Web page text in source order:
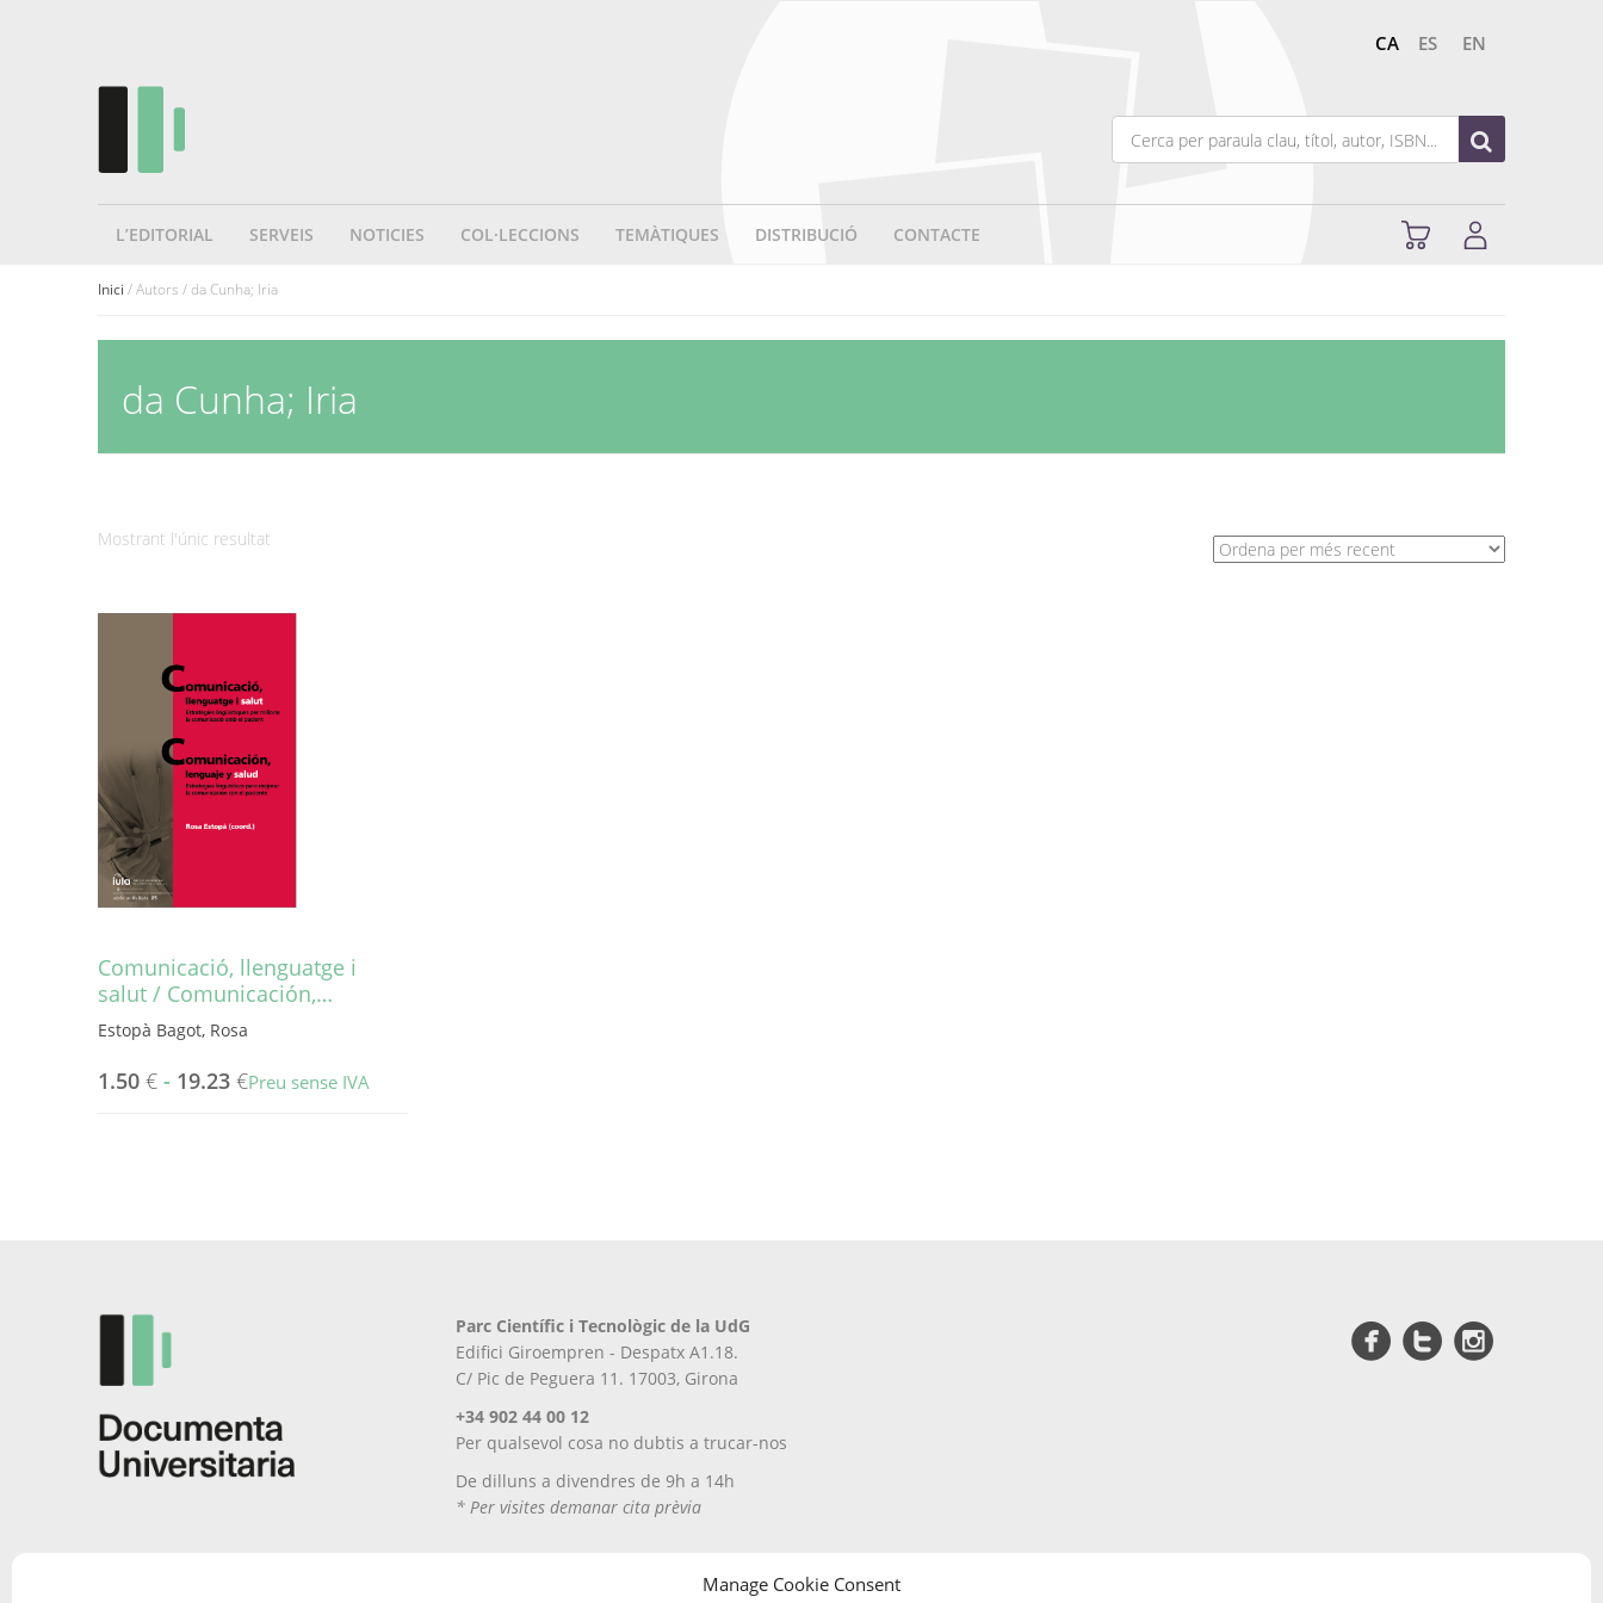
Manage Cookie Consent
CA ES EN
L’EDITORIAL SERVEIS NOTICIES COL·LECCIONS TEMÀTIQUES DISTRIBUCIÓ CONTACTE
Inici / Autors / da Cunha; Iria
da Cunha; Iria
Mostrant l'únic resultat
Comunicació, llenguatge i
salut / Comunicación,…
Estopà Bagot, Rosa
1.50 € - 19.23 €Preu sense IVA
pàgina
del
producte
Parc Científic i Tecnològic de la UdG
Edifici Giroempren - Despatx A1.18.
C/ Pic de Peguera 11. 17003, Girona
+34 902 44 00 12
Per qualsevol cosa no dubtis a trucar-nos
De dilluns a divendres de 9h a 14h
* Per visites demanar cita prèvia